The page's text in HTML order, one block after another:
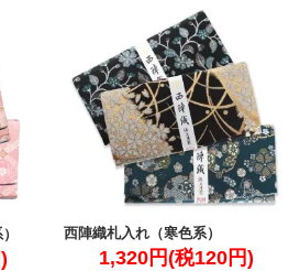
西陣織札入れ（寒色系）
1,320円(税120円)